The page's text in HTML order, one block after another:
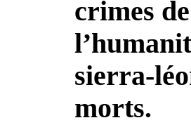
crimes
sierra-
morts.